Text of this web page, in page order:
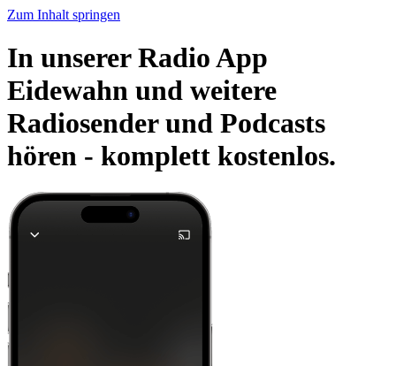
Zum Inhalt springen
In unserer Radio App
Eidewahn und weitere
Radiosender und Podcasts
hören - komplett kostenlos.